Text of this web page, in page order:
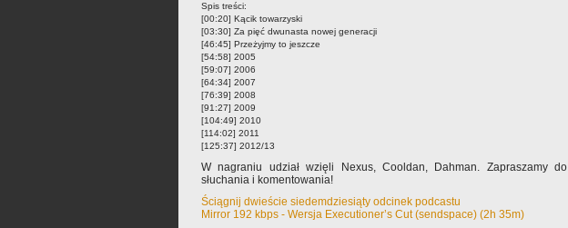
Spis treści:
[00:20] Kącik towarzyski
[03:30] Za pięć dwunasta nowej generacji
[46:45] Przeżyjmy to jeszcze
[54:58] 2005
[59:07] 2006
[64:34] 2007
[76:39] 2008
[91:27] 2009
[104:49] 2010
[114:02] 2011
[125:37] 2012/13
W nagraniu udział wzięli Nexus, Cooldan, Dahman. Zapraszamy do
słuchania i komentowania!
Ściągnij dwieście siedemdziesiąty odcinek podcastu
Mirror 192 kbps - Wersja Executioner’s Cut (sendspace) (2h 35m)